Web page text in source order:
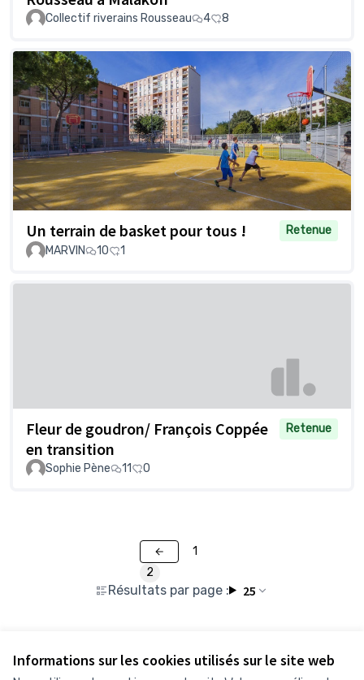
Informations sur les cookies utilisés sur le site web
Collectif riverains Rousseau 4 8
Un terrain de basket pour tous !
Retenue
MARVIN
10 1
Fleur de goudron/ François Coppée
en transition
Retenue
Sophie Pène 11 0
Résultats par page : 25
1
2
Voir toutes les propositions retirées